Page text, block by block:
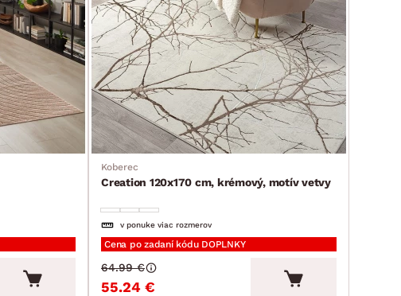
Koberec
Creation 120x170 cm, krémový, motív vetvy
v ponuke viac rozmerov
Cena po zadaní kódu DOPLNKY
55.24 €
64.99 €